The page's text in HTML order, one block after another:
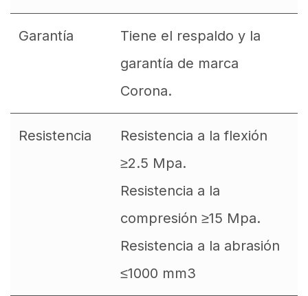
Garantía
Tiene el respaldo y la
garantía de marca
Corona.
Resistencia
Resistencia a la flexión
≥2.5 Mpa.
Resistencia a la
compresión ≥15 Mpa.
Resistencia a la abrasión
≤1000 mm3